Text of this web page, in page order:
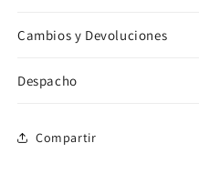
Cambios y Devoluciones
Despacho
Compartir